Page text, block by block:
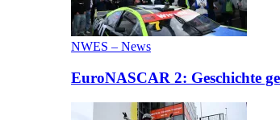
NWES – News
EuroNASCAR 2: Geschichte